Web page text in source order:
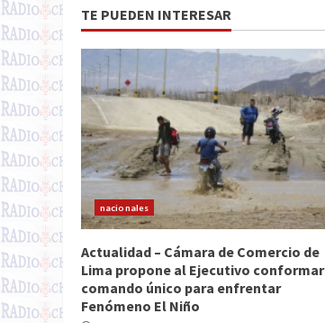
TE PUEDEN INTERESAR
nacionales
Actualidad – Cámara de Comercio de
Lima propone al Ejecutivo conformar
comando único para enfrentar
Fenómeno El Niño